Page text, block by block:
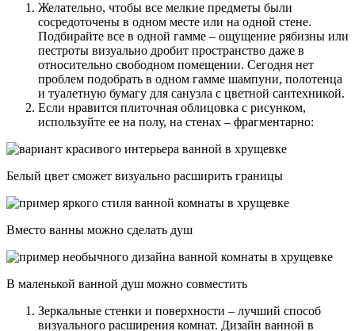
Желательно, чтобы все мелкие предметы были
сосредоточены в одном месте или на одной стене.
Подбирайте все в одной гамме – ощущение рябизны или
пестроты визуально дробит пространство даже в
относительно свободном помещении. Сегодня нет
проблем подобрать в одном гамме шампуни, полотенца
и туалетную бумагу для санузла с цветной сантехникой.
Если нравится плиточная облицовка с рисунком,
используйте ее на полу, на стенах – фрагментарно:
Белый цвет сможет визуально расширить границы
Вместо ванны можно сделать душ
В маленькой ванной душ можно совместить
Зеркальные стенки и поверхности – лучший способ
визуального расширения комнат. Дизайн ванной в